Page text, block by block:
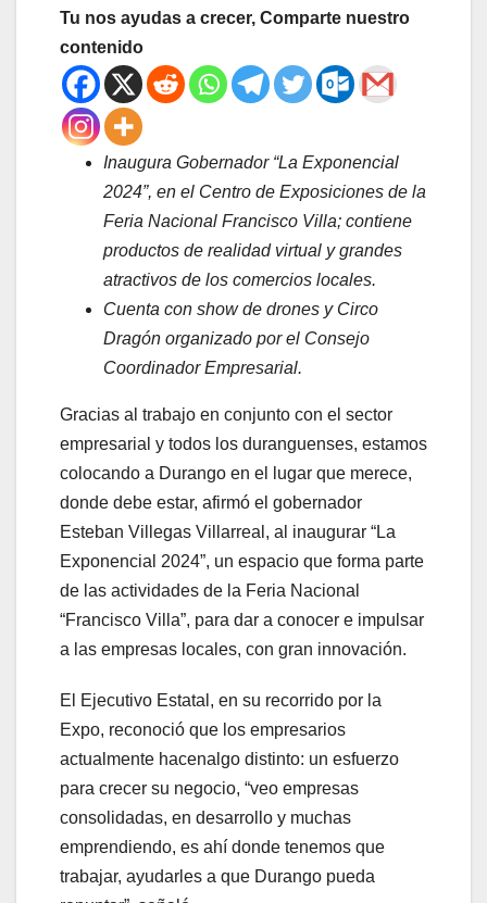
Tu nos ayudas a crecer, Comparte nuestro
contenido
Inaugura Gobernador “La Exponencial
2024”, en el Centro de Exposiciones de la
Feria Nacional Francisco Villa; contiene
productos de realidad virtual y grandes
atractivos de los comercios locales.
Cuenta con show de drones y Circo
Dragón organizado por el Consejo
Coordinador Empresarial.
Gracias al trabajo en conjunto con el sector
empresarial y todos los duranguenses, estamos
colocando a Durango en el lugar que merece,
donde debe estar, afirmó el gobernador
Esteban Villegas Villarreal, al inaugurar “La
Exponencial 2024”, un espacio que forma parte
de las actividades de la Feria Nacional
“Francisco Villa”, para dar a conocer e impulsar
a las empresas locales, con gran innovación.
El Ejecutivo Estatal, en su recorrido por la
Expo, reconoció que los empresarios
actualmente hacenalgo distinto: un esfuerzo
para crecer su negocio, “veo empresas
consolidadas, en desarrollo y muchas
emprendiendo, es ahí donde tenemos que
trabajar, ayudarles a que Durango pueda